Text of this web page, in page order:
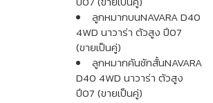
ลูกหมากบนNAVARA D40
4WD นาวาร่า ตัวสูง ปี07
(ขายเป็นคู่)
ลูกหมากคันชักสั้นNAVARA
D40 4WD นาวาร่า ตัวสูง
ปี07 (ขายเป็นคู่)